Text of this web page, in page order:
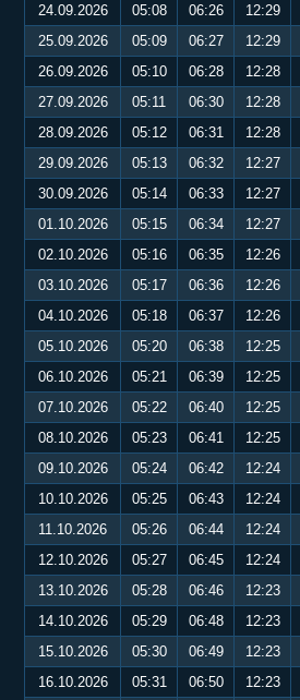
24.09.2026
05:08 06:26 12:29
25.09.2026
05:09 06:27 12:29
26.09.2026
05:10 06:28 12:28
27.09.2026
05:11 06:30 12:28
28.09.2026
05:12 06:31 12:28
29.09.2026
05:13 06:32 12:27
30.09.2026
05:14 06:33 12:27
01.10.2026
05:15 06:34 12:27
02.10.2026
05:16 06:35 12:26
03.10.2026
05:17 06:36 12:26
04.10.2026
05:18 06:37 12:26
05.10.2026
05:20 06:38 12:25
06.10.2026
05:21 06:39 12:25
07.10.2026
05:22 06:40 12:25
08.10.2026
05:23 06:41 12:25
09.10.2026
05:24 06:42 12:24
10.10.2026
05:25 06:43 12:24
11.10.2026
05:26 06:44 12:24
12.10.2026
05:27 06:45 12:24
13.10.2026
05:28 06:46 12:23
14.10.2026
05:29 06:48 12:23
15.10.2026
05:30 06:49 12:23
16.10.2026
05:31 06:50 12:23